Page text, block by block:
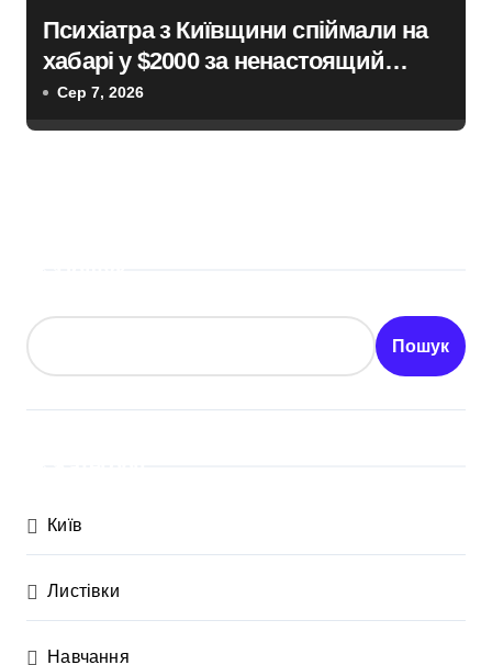
Психіатра з Київщини спіймали на
хабарі у $2000 за ненастоящий
діагноз
Сер 7, 2026
Пошук
Київ
Листівки
Навчання